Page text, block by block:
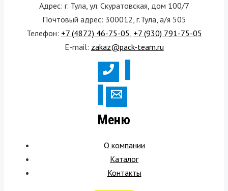
Адрес: г. Тула, ул. Скуратовская, дом 100/7
Почтовый адрес: 300012, г.Тула, а/я 505
Телефон: +7 (4872) 46-75-05, +7 (930) 791-75-05
E-mail: zakaz@pack-team.ru
Меню
О компании
Каталог
Контакты